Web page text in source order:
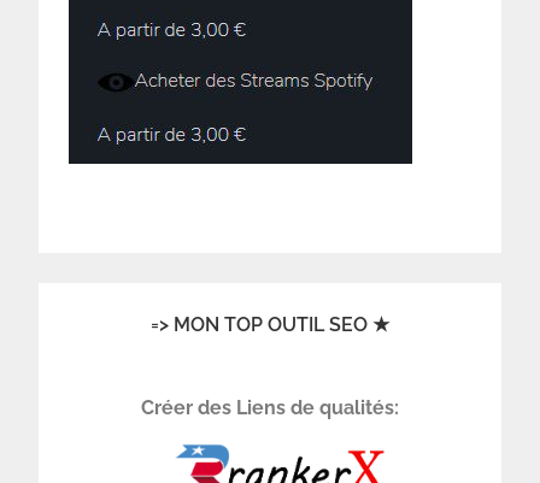
=> MON TOP OUTIL SEO ★
Créer des Liens de qualités: